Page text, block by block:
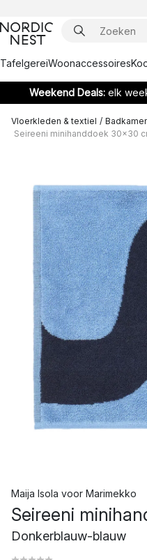
TafelgereiWoonaccessoires
Weekend Deals: elk
Vloerkleden & textiel /
Seireeni minihanddoek 30x30
Maija Isola voor Marimekko
Seireeni
Donkerblauw-blauw